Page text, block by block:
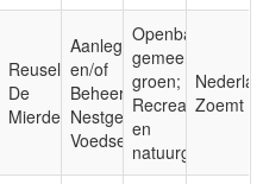
Reusel-
De
Mierden
Aanleg
en/of
Beheer;
Nestgelegenheid;
Voedsel
Openbaar,
gemeentelijk
groen;
Recreatie-
en
natuurgebieden
Zoemt